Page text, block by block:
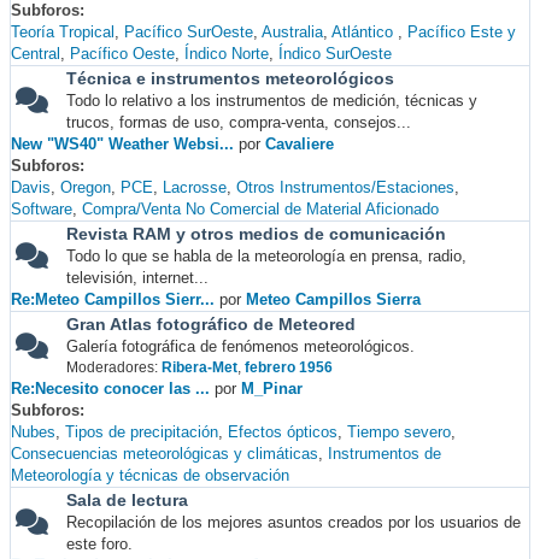
Subforos
Teoría Tropical
Pacífico SurOeste Australia Atlántico
Pacífico Este y
Central
Pacífico Oeste Índico Norte Índico SurOeste
Técnica e instrumentos meteorológicos
Todo lo relativo a los instrumentos de medición, técnicas y
trucos, formas de uso, compra-venta, consejos...
New "WS40" Weather Websi... por Cavaliere
Subforos
Davis Oregon PCE Lacrosse Otros Instrumentos/Estaciones
Software Compra/Venta No Comercial de Material Aficionado
Revista RAM y otros medios de comunicación
Todo lo que se habla de la meteorología en prensa, radio,
televisión, internet...
Re:Meteo Campillos Sierr... por Meteo Campillos Sierra
Gran Atlas fotográfico de Meteored
Galería fotográfica de fenómenos meteorológicos.
Moderadores: Ribera-Met, febrero 1956
Re:Necesito conocer las ... por M_Pinar
Subforos
Nubes Tipos de precipitación Efectos ópticos Tiempo severo
Consecuencias meteorológicas y climáticas
Instrumentos de
Meteorología y técnicas de observación
Sala de lectura
Recopilación de los mejores asuntos creados por los usuarios de
este foro.